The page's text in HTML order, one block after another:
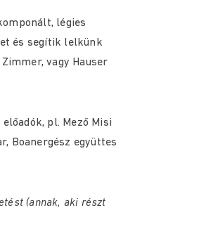
légies
és segítik lelkünk
vagy Hauser
pl. Mező Misi
Boanergész együttes
(annak, aki részt